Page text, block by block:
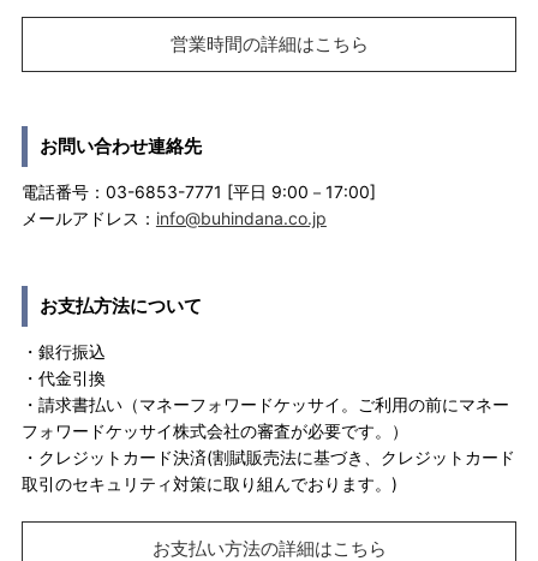
営業時間の詳細はこちら
お問い合わせ連絡先
電話番号：03-6853-7771 [平日 9:00－17:00]
メールアドレス： info@buhindana.co.jp
お支払方法について
・銀行振込
・代金引換
・請求書払い（マネーフォワードケッサイ。ご利用の前にマネー
フォワードケッサイ株式会社の審査が必要です。）
・クレジットカード決済(割賦販売法に基づき、クレジットカード
取引のセキュリティ対策に取り組んでおります。)
お支払い方法の詳細はこちら